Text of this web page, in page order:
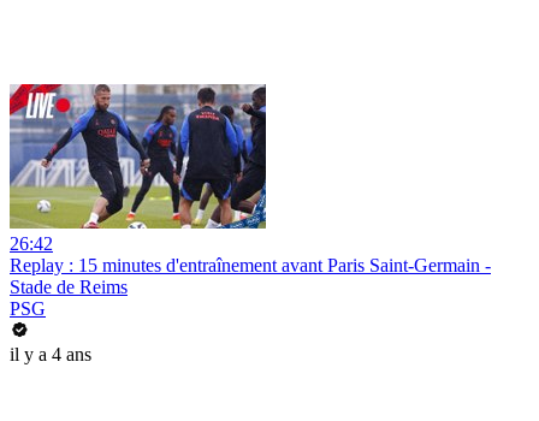
26:42
Replay : 15 minutes d'entraînement avant Paris Saint-Germain -
Stade de Reims
PSG
il y a 4 ans